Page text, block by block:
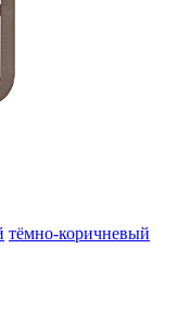
тёмно-коричневый